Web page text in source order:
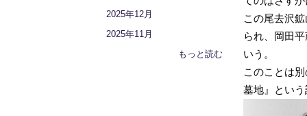
2025年12月
2025年11月
もっと読む
この尾去沢
られ、岡田
いう。
このことは
墓地』とい